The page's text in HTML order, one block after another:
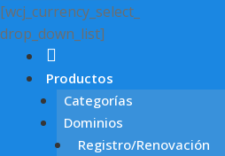
[wcj_currency_select_
drop_down_list]
Productos
Categorías
Dominios
Registro/Renovación